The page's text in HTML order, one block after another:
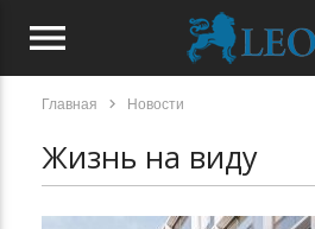
menu
Главная chevron_right Новости
Жизнь на виду